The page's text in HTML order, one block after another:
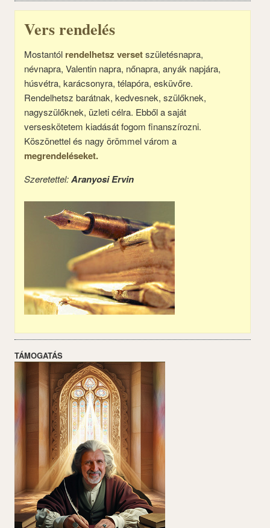
Vers rendelés
Mostantól rendelhetsz versetszületésnapra,
névnapra, Valentin napra, nőnapra, anyák napjára,
húsvétra, karácsonyra, télapóra, esküvőre.
Rendelhetsz barátnak, kedvesnek, szülőknek,
nagyszülőknek, üzleti célra. Ebből a saját
verseskötetem kiadását fogom finanszírozni.
Köszönettel és nagy örömmel várom a
megrendeléseket.
Szeretettel:Aranyosi Ervin
TÁMOGATÁS